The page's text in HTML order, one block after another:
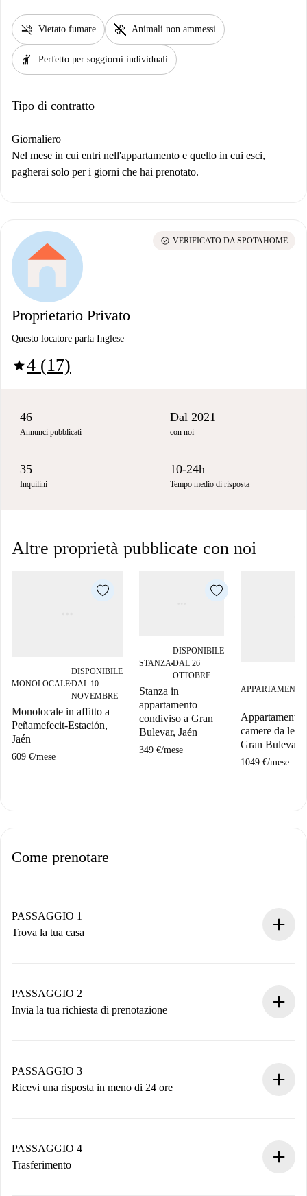
smoke_free Vietato fumare pet_supplies Animali non ammessi
hail Perfetto per soggiorni individuali
Tipo di contratto
Giornaliero
Nel mese in cui entri nell'appartamento e quello in cui esci,
pagherai solo per i giorni che hai prenotato.
Proprietario Privato
Questo locatore parla Inglese
star4 (17)
check_circle VERIFICATO DA SPOTAHOME
46
Annunci pubblicati
Dal 2021
con noi
35
Inquilini
10-24h
Tempo medio di risposta
Altre proprietà pubblicate con noi
MONOLOCALE■
DISPONIBILE
DAL 10
NOVEMBRE
Monolocale in affitto a
Peñamefecit-Estación,
Jaén
609 €/mese
STANZA■
DISPONIBILE
DAL 26
OTTOBRE
Stanza in
appartamento
condiviso a Gran
Bulevar, Jaén
349 €/mese
APPARTAMENTO
Appartamento
camere da
Gran Bulevar,
1049 €/mese
Come prenotare
PASSAGGIO 1
Trova la tua casa
Hai tutte le informazioni necessarie in anticipo.
PASSAGGIO 2
Invia la tua richiesta di prenotazione
non accetta.
PASSAGGIO 3
Ricevi una risposta in meno di 24 ore
contatto con il proprietario.
Se rifiutata: non ti addebiteremo nulla e ti proporremo
PASSAGGIO 4
Trasferimento